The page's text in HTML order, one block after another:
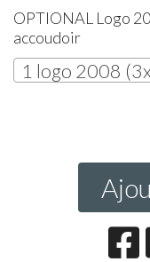
OPTIONAL Logo
accoudoir